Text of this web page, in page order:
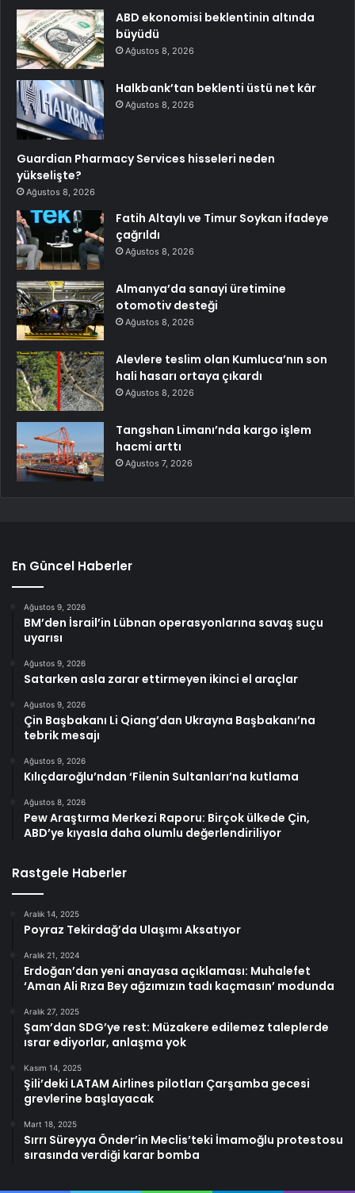
ABD ekonomisi beklentinin altında
büyüdü
Ağustos 8, 2026
Halkbank’tan beklenti üstü net kâr
Ağustos 8, 2026
Guardian Pharmacy Services hisseleri neden
yükselişte?
Ağustos 8, 2026
Fatih Altaylı ve Timur Soykan ifadeye
çağrıldı
Ağustos 8, 2026
Almanya’da sanayi üretimine
otomotiv desteği
Ağustos 8, 2026
Alevlere teslim olan Kumluca’nın son
hali hasarı ortaya çıkardı
Ağustos 8, 2026
Tangshan Limanı’nda kargo işlem
hacmi arttı
Ağustos 7, 2026
En Güncel Haberler
Ağustos 9, 2026
BM’den İsrail’in Lübnan operasyonlarına savaş suçu
uyarısı
Ağustos 9, 2026
Satarken asla zarar ettirmeyen ikinci el araçlar
Ağustos 9, 2026
Çin Başbakanı Li Qiang’dan Ukrayna Başbakanı’na
tebrik mesajı
Ağustos 9, 2026
Kılıçdaroğlu’ndan ‘Filenin Sultanları’na kutlama
Ağustos 8, 2026
Pew Araştırma Merkezi Raporu: Birçok ülkede Çin,
ABD’ye kıyasla daha olumlu değerlendiriliyor
Rastgele Haberler
Aralık 14, 2025
Poyraz Tekirdağ’da Ulaşımı Aksatıyor
Aralık 21, 2024
Erdoğan’dan yeni anayasa açıklaması: Muhalefet
‘Aman Ali Rıza Bey ağzımızın tadı kaçmasın’ modunda
Aralık 27, 2025
Şam’dan SDG’ye rest: Müzakere edilemez taleplerde
ısrar ediyorlar, anlaşma yok
Kasım 14, 2025
Şili’deki LATAM Airlines pilotları Çarşamba gecesi
grevlerine başlayacak
Mart 18, 2025
Sırrı Süreyya Önder’in Meclis’teki İmamoğlu protestosu
sırasında verdiği karar bomba